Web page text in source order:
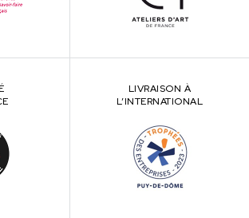
LIVRAISON À
L’INTERNATIONAL